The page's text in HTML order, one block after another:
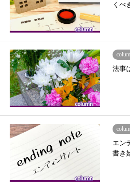
くべ
法事
エン
書き